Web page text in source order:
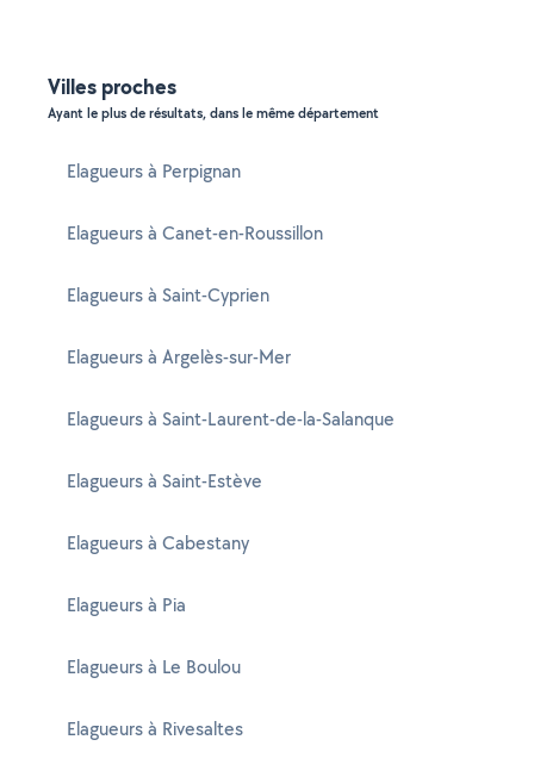
Villes proches
Ayant le plus de résultats, dans le même département
Elagueurs à Perpignan
Elagueurs à Canet-en-Roussillon
Elagueurs à Saint-Cyprien
Elagueurs à Argelès-sur-Mer
Elagueurs à Saint-Laurent-de-la-Salanque
Elagueurs à Saint-Estève
Elagueurs à Cabestany
Elagueurs à Pia
Elagueurs à Le Boulou
Elagueurs à Rivesaltes